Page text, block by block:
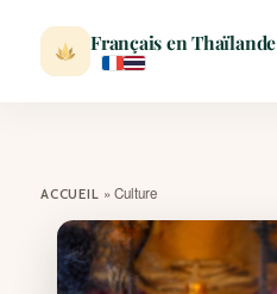
Français en Thaïlande
ACTUALITÉ
ACCUEIL »Culture